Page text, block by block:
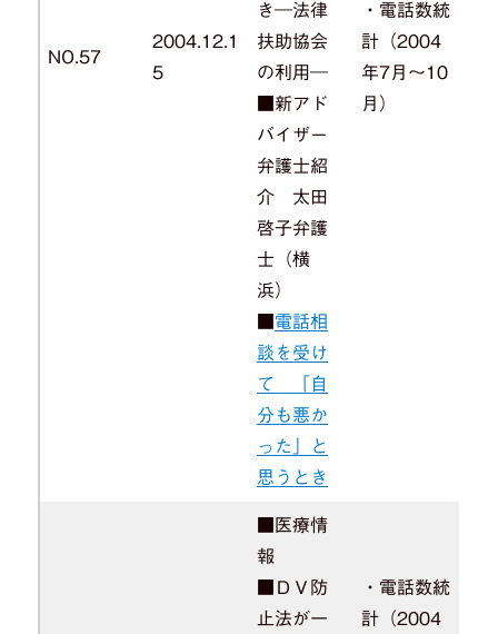
NO.57
2004.12.1
5
き―法律
扶助協会
の利用―
■新アド
バイザー
弁護士紹
介 太田
啓子弁護
士（横
浜）
電話相
談を受け
て 「自
分も悪か
った」と
思うとき
・電話数統
計（2004
年7月～10
月）
■医療情
報
■ＤＶ防
止法が一
・電話数統
計（2004